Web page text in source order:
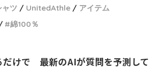
ツ UnitedAthle
アイテム
綿100％
けで　最新のAIが質問を予測して